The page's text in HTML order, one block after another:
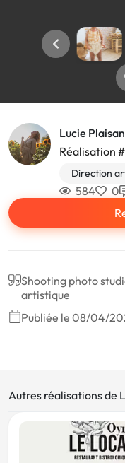
Lucie
Réalisation
Direction
584 0
Shooting photo
artistique
Publiée le 08/04/
Autres réalisations de